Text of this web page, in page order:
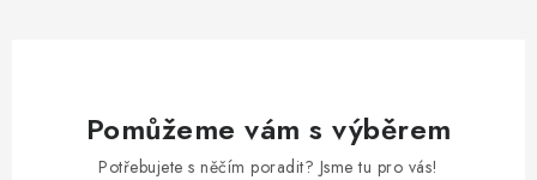
Pomůžeme vám s výběrem
Potřebujete s něčím poradit? Jsme tu pro vás!